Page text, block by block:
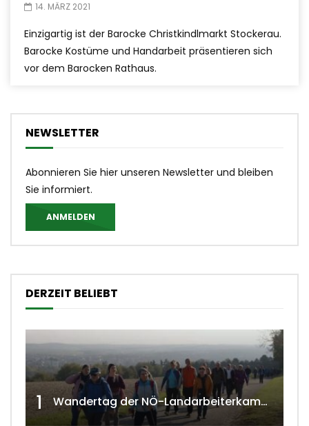
14. MÄRZ 2021
Einzigartig ist der Barocke Christkindlmarkt Stockerau.
Barocke Kostüme und Handarbeit präsentieren sich
vor dem Barocken Rathaus.
NEWSLETTER
Abonnieren Sie hier unseren Newsletter und bleiben
Sie informiert.
ANMELDEN
DERZEIT BELIEBT
1 Wandertag der NÖ-Landarbeiterkammer in Hollabrunn 2024